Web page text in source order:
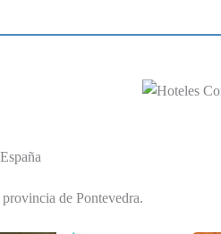
de Pontevedra.